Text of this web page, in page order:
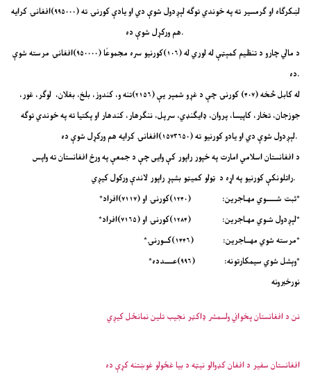
لښکرګاه او ګرمسیر ته په خوندي توګه لېږدول شوې دي او یادې کورنۍ ته (۹۹۵۰۰۰)افغانۍ کرایه
هم ورکړل شوې ده.
د مالي چارو د تنظیم کمېټې له لوري له (۱۰۶)کورنیو سره مجموعًا (۹۵۰۰۰۰)افغانۍ مرسته شوې
ده.
جوزجان، تخار، کاپیسا، پروان، ډایګنډي، سرپل، ننګرهار، کندهار او پکتیا ته په خوندي توګه
لېږدول شوې دي او یادو کورنیو ته (۱۵۷۳۶۵۰)افغانۍ کرایه هم ورکړل شوې ده.
د افغانستان اسلامي امارت په خپور راپور کې وایی چې د جمعې په ورځ افغانستان ته واپس
راتلونکې کورنیو په اړه د ټولو کمیټو بشپړ راپور لاندې ورکول کیږي.
*ثبت شـــــوي مهـاجرین: (۱۲۴۰)کورنۍ او (۷۱۱۷)افراد*
*لېږدول شـوي مهـاجرین: (۱۲۸۴)کورنۍ او (۷۱۶۵)افراد*
*مرسته شوي مهــاجرین: (۱۴۴۶)کــورنۍ*
*وېشل شوي سیمکارتونه: (۹۹۶)عــــدده*
نورخبرونه
نن د افغانستان پخواني ولسمشر ډاکټر نجیب تلین نمانځل کیږي
افغانستان سفیر د افغان کډوالو نیټه د بیا غځولو غوښتنه کړې ده